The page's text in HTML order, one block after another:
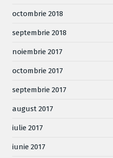
octombrie 2018
septembrie 2018
noiembrie 2017
octombrie 2017
septembrie 2017
august 2017
iulie 2017
iunie 2017